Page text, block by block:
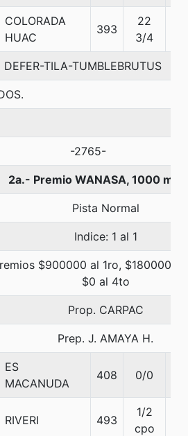
COLORADA
HUAC
393
22
3/4
DEFER-TILA-TUMBLEBRUTUS
-2765-
2a.- Premio WANASA, 1000
Pista Normal
Indice: 1 al 1
$900000 al 1ro, $180000
$0 al 4to
Prop. CARPAC
Prep. J. AMAYA H.
ES
MACANUDA
408 0/0
RIVERI 493
1/2
cpo